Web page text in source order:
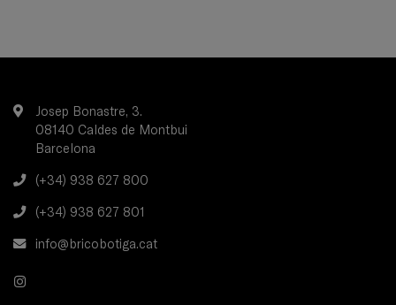
Josep Bonastre, 3.
08140 Caldes de Montbui
Barcelona
(+34) 938 627 800
(+34) 938 627 801
info@bricobotiga.cat